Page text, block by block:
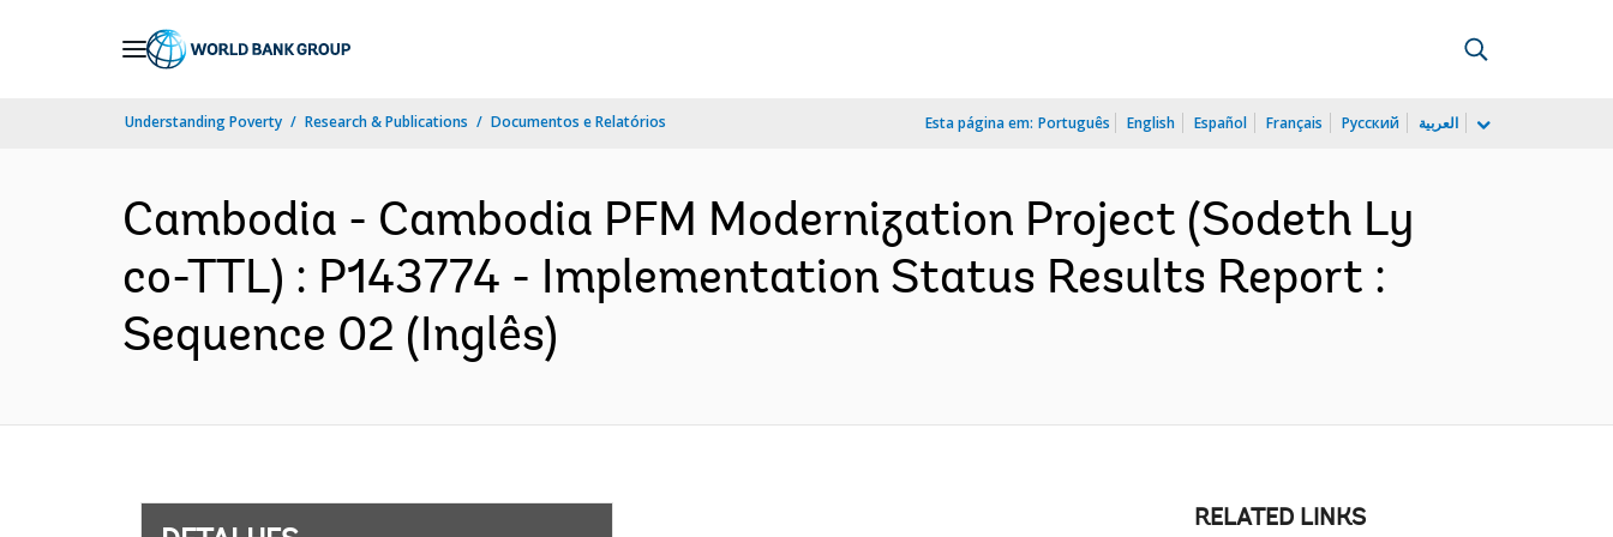
Understanding Poverty Research & Publications Documentos e Relatórios Esta página em: Português English Español Français Русский العربية
Cambodia - Cambodia PFM Modernization Project (Sodeth Ly
co-TTL) : P143774 - Implementation Status Results Report :
Sequence 02 (Inglês)
RELATED LINKS